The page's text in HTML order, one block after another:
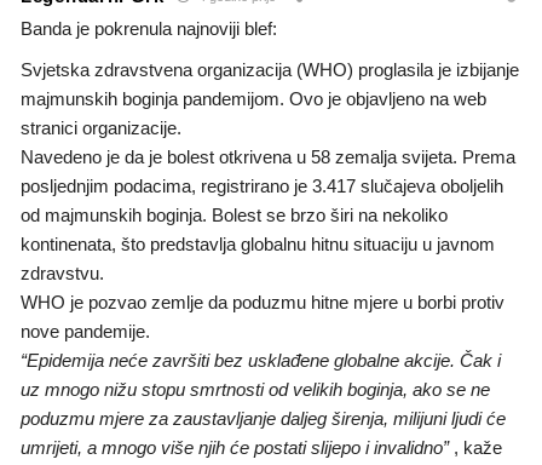
Banda je pokrenula najnoviji blef:
Svjetska zdravstvena organizacija (WHO) proglasila je izbijanje
majmunskih boginja pandemijom. Ovo je objavljeno na web
stranici organizacije.
Navedeno je da je bolest otkrivena u 58 zemalja svijeta. Prema
posljednjim podacima, registrirano je 3.417 slučajeva oboljelih
od majmunskih boginja. Bolest se brzo širi na nekoliko
kontinenata, što predstavlja globalnu hitnu situaciju u javnom
zdravstvu.
WHO je pozvao zemlje da poduzmu hitne mjere u borbi protiv
nove pandemije.
“Epidemija neće završiti bez usklađene globalne akcije. Čak i
uz mnogo nižu stopu smrtnosti od velikih boginja, ako se ne
poduzmu mjere za zaustavljanje daljeg širenja, milijuni ljudi će
umrijeti, a mnogo više njih će postati slijepo i invalidno”, kaže